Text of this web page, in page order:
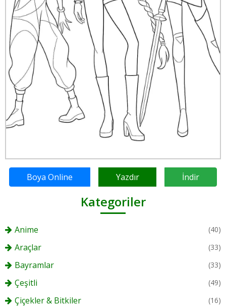
Boya Online Yazdır İndir
Kategoriler
Anime (40)
Araçlar (33)
Bayramlar (33)
Çeşitli (49)
Çiçekler & Bitkiler (16)